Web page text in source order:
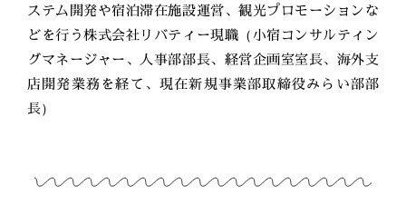
ステム開発や宿泊滞在施設運営、観光プロモーションな
どを行う株式会社リバティー現職（小宿コンサルティン
グマネージャー、人事部部長、経営企画室室長、海外支
店開発業務を経て、現在新規事業部取締役みらい部部
長）